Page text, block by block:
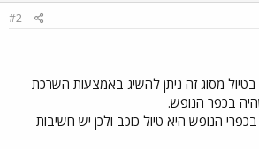
#2
מסוג זה ניתן להשיג באמצעות השרכת
בכפר הנופש.
הנופש היא טיול כוכב ולכן יש חשיבות